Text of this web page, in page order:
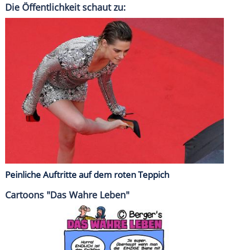
Die Öffentlichkeit schaut zu:
Peinliche Auftritte auf dem roten Teppich
Cartoons "Das Wahre Leben"